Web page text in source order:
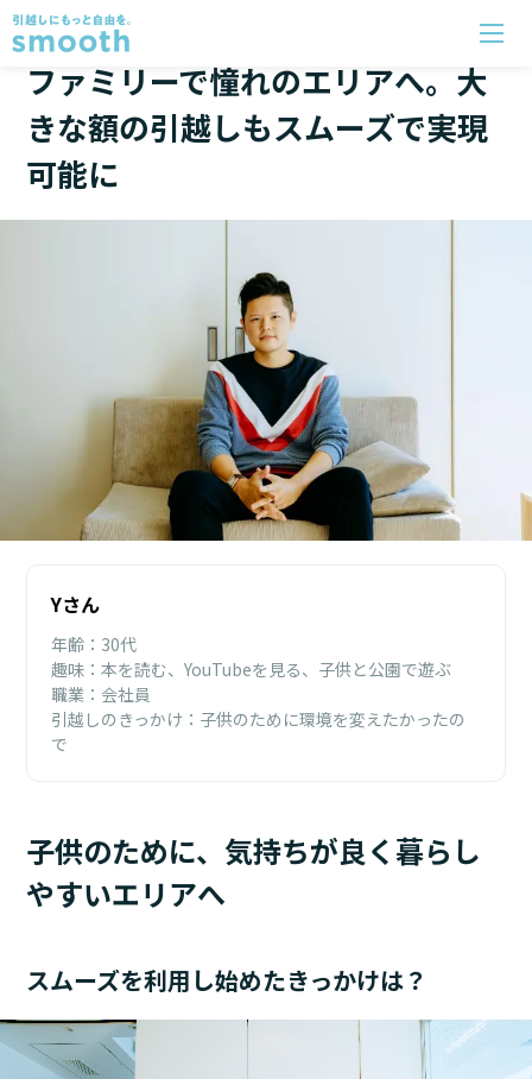
子育て/Yさん・30代前半
ファミリーで憧れのエリアへ。大
きな額の引越しもスムーズで実現
可能に
Yさん
年齢：30代
趣味：本を読む、YouTubeを見る、子供と公園で遊ぶ
職業：会社員
引越しのきっかけ：子供のために環境を変えたかったの
で
子供のために、気持ちが良く暮らし
やすいエリアへ
スムーズを利用し始めたきっかけは？